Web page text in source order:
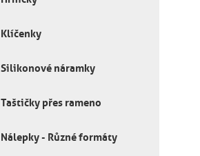
Klíčenky
Silikonové náramky
Taštičky přes rameno
Nálepky - Různé formáty